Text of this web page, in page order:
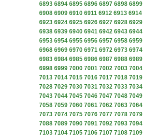
6893 6894 6895 6896 6897 6898 6899
6908 6909 6910 6911 6912 6913 6914
6923 6924 6925 6926 6927 6928 6929
6938 6939 6940 6941 6942 6943 6944
6953 6954 6955 6956 6957 6958 6959
6968 6969 6970 6971 6972 6973 6974
6983 6984 6985 6986 6987 6988 6989
6998 6999 7000 7001 7002 7003 7004
7013 7014 7015 7016 7017 7018 7019
7028 7029 7030 7031 7032 7033 7034
7043 7044 7045 7046 7047 7048 7049
7058 7059 7060 7061 7062 7063 7064
7073 7074 7075 7076 7077 7078 7079
7088 7089 7090 7091 7092 7093 7094
7103 7104 7105 7106 7107 7108 7109